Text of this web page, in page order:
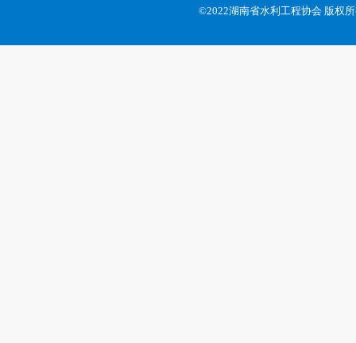
©2022湖南省水利工程协会 版权